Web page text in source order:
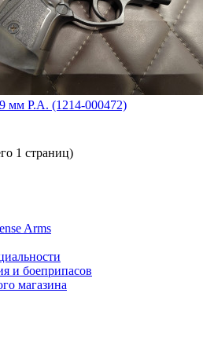
мм Р.А. (1214-000472)
1 страниц)
Arms
и боеприпасов
магазина